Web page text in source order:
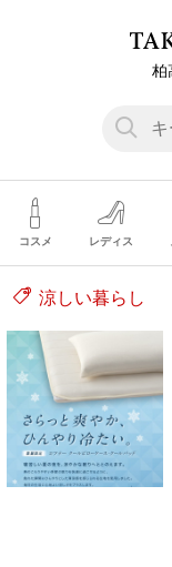
コスメ レディス
涼しい暮らし